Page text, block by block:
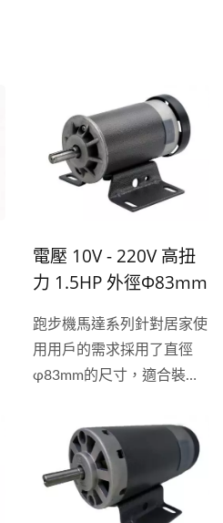
電壓 10V - 220V 高扭
力 1.5HP 外徑φ83mm
跑步機馬達系列針對居家使
用用戶的需求採用了直徑
φ83mm的尺寸，適合裝置
式跑步機上，電壓操作範圍
90V～220V，並可依照需
求客製馬力...